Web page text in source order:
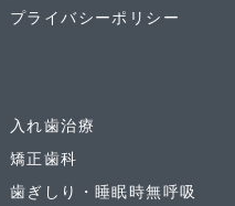
プライバシーポリシー
入れ歯治療
矯正歯科
歯ぎしり・睡眠時無呼吸